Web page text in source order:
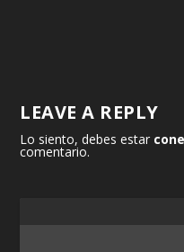
LEAVE A REPLY
Lo siento, debes estar
comentario.